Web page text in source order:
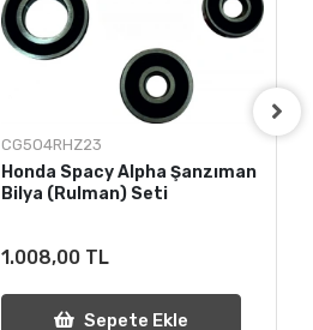
CG5O4RHZ23
Honda Spacy Alpha Şanzıman
Bilya (Rulman) Seti
1.008,00 TL
Sepete Ekle